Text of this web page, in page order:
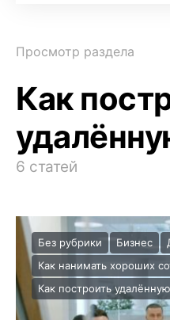
Просмотр раздела
Как
6 статей
Без рубрики Бизнес
Как нанимать хороших
Как построить